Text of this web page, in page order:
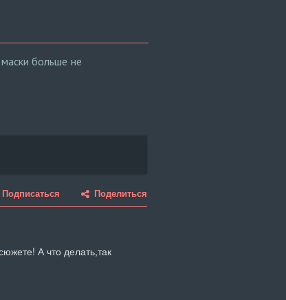
больше не
Подписаться Поделиться
А что делать,так